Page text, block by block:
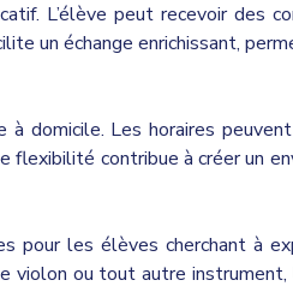
L’élève peut recevoir des
un échange enrichissant,
domicile. Les horaires
contribue à créer un
pour les élèves cherchant à
violon ou tout autre